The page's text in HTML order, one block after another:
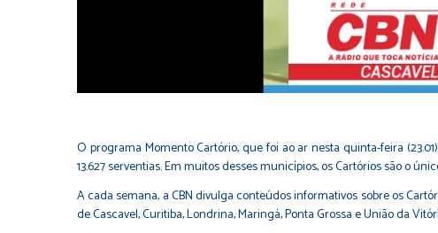
O programa Momento Cartório, que foi ao ar nesta quinta-feira
13.627 serventias. Em muitos desses municípios, os Cartórios são o
A cada semana, a CBN divulga conteúdos informativos sobre os
de Cascavel, Curitiba, Londrina, Maringá, Ponta Grossa e União da